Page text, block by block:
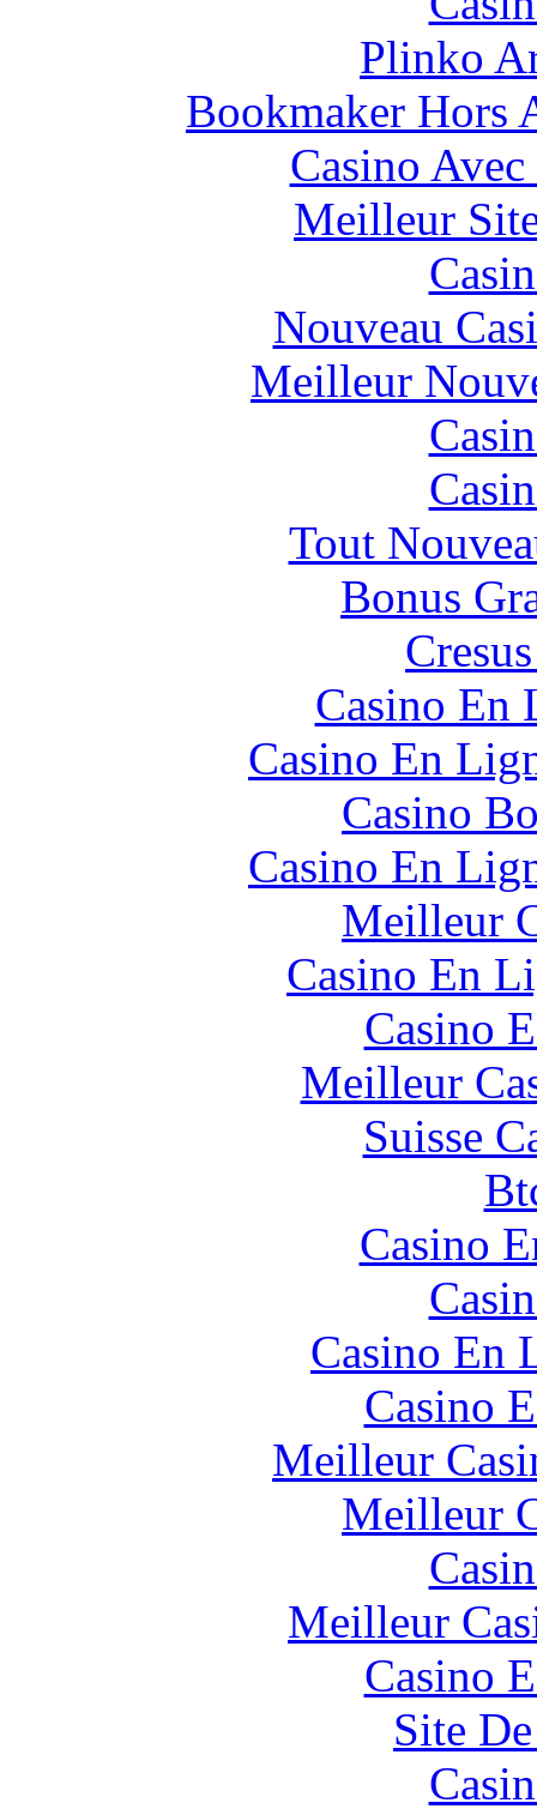
Plinko
Bookmaker Hors
Casino
Meilleur
Nouveau
Meilleur
Tout
Bonus
Casino En
Casino En
Casino
Casino En
Meilleur
Casino En
Casino
Meilleur
Suisse
Casino
Casino En
Casino
Meilleur
Meilleur
Meilleur
Casino
Site